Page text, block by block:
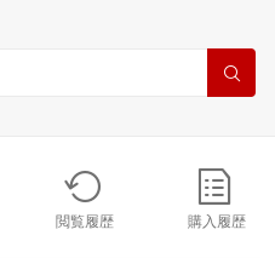
閲覧履歴 購入履歴